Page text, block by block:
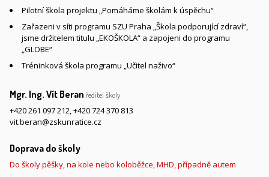
Pilotní škola projektu „Pomáháme školám k úspěchu“
Zařazeni v síti programu SZU Praha „Škola podporující zdraví“,
jsme držitelem titulu „EKOŠKOLA“ a zapojeni do programu
„GLOBE“
Tréninková škola programu „Učitel naživo“
Mgr. Ing. Vít Beran ředitel školy
+420 261 097 212,+420 724 370 813
vit.beran@zskunratice.cz
Doprava do školy
Do školy pěšky, na kole nebo koloběžce, MHD, případně autem